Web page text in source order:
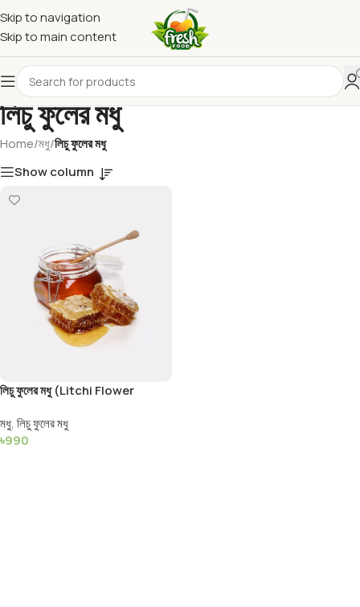
Skip to navigation
Skip to main content
লিচু ফুলের মধু
Home/মধু/লিচু ফুলের মধু
Show column
লিচু ফুলের মধু (Litchi Flower
মধু, লিচু ফুলের মধু
৳990